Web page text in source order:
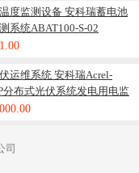
度监测设备 安科瑞蓄电池
系统ABAT100-S-02
运维系统 安科瑞Acrel-
分布式光伏系统发电用电监
司